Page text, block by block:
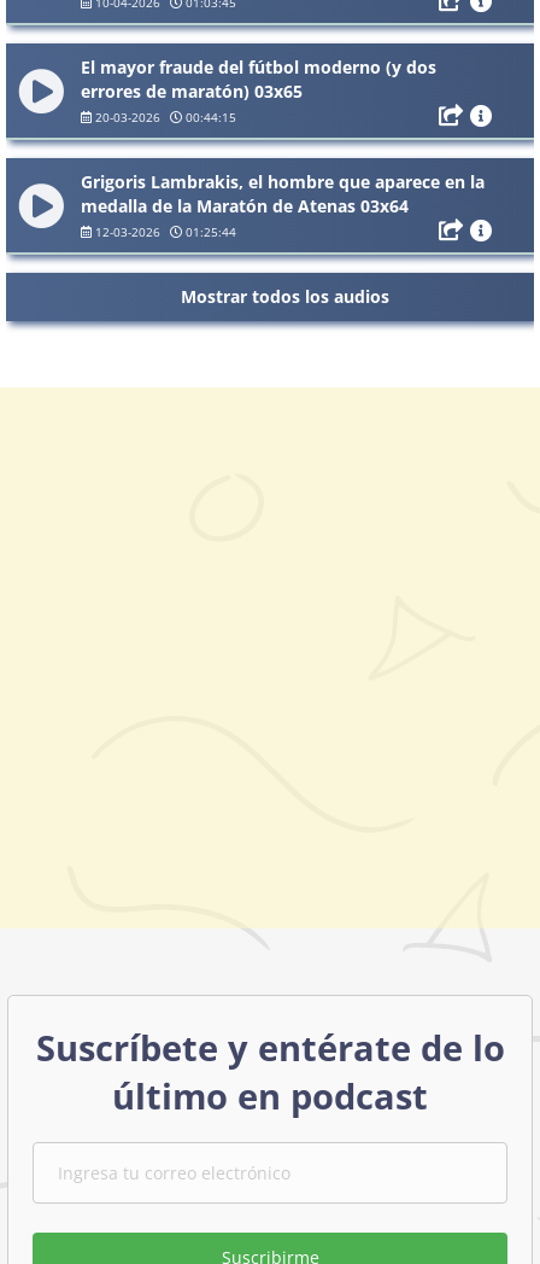
El mayor fraude del fútbol moderno (y dos
errores de maratón) 03x65
20-03-2026 00:44:15
Grigoris Lambrakis, el hombre que aparece en la
medalla de la Maratón de Atenas 03x64
12-03-2026 01:25:44
Mostrar todos los audios
Suscríbete y entérate de lo
último en podcast
Suscribirme